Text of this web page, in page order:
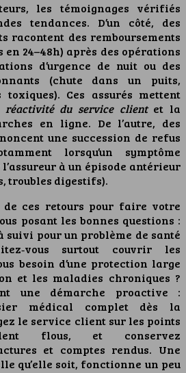
les témoignages vérifiés
tendances. D’un côté, des
racontent des remboursements
24–48h) après des opérations
d’urgence de nuit ou des
(chute dans un puits,
toxiques). Ces assurés mettent
réactivité du service clientet la
en ligne. De l’autre, des
une succession de refus
lorsqu’un symptôme
à un épisode antérieur
troubles digestifs).
ces retours pour faire votre
posant les bonnes questions :
suivi pour un problème de santé
surtout couvrir les
besoin d’une protection large
et les maladies chroniques ?
une démarche proactive :
médical complet dès la
le service client sur les points
flous, et conservez
et comptes rendus. Une
qu’elle soit, fonctionne un peu